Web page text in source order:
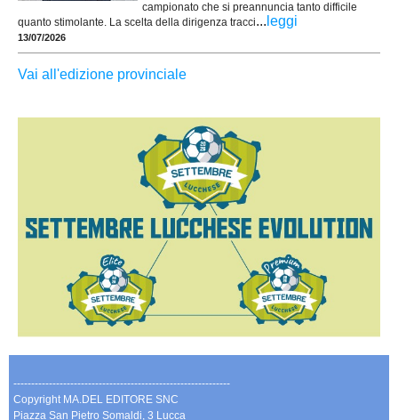
campionato che si preannuncia tanto difficile
quanto stimolante. La scelta della dirigenza tracci... leggi
13/07/2026
Vai all'edizione provinciale
-------------------------------------------------------------
Copyright MA.DEL EDITORE SNC
Piazza San Pietro Somaldi, 3 Lucca